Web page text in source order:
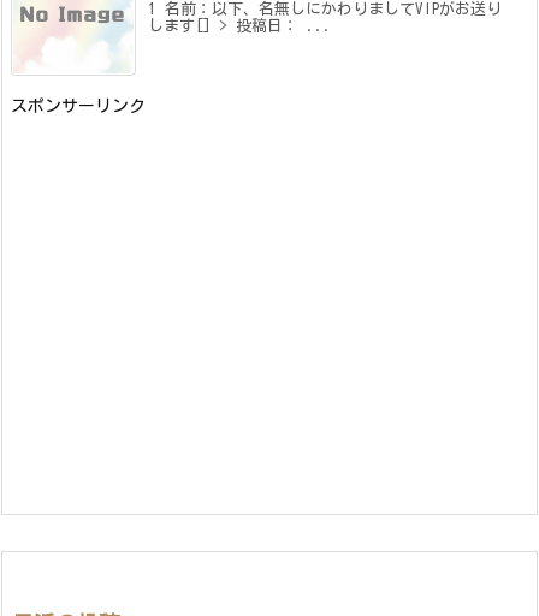
1 名前：以下、名無しにかわりましてVIPがお送り
します[] > 投稿日： ...
スポンサーリンク